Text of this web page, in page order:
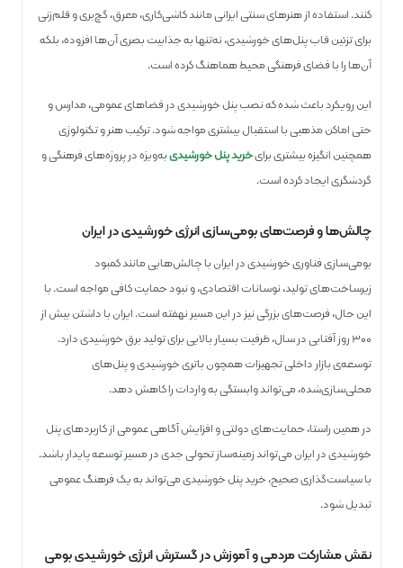
کنند. استفاده از هنرهای سنتی ایرانی مانند کاشی‌کاری، معرق، گچ‌بری و قلم‌زنی
برای تزئین قاب پنل‌های خورشیدی، نه‌تنها به جذابیت بصری آن‌ها افزوده، بلکه
آن‌ها را با فضای فرهنگی محیط هماهنگ کرده است.
این رویکرد باعث شده که نصب پنل خورشیدی در فضاهای عمومی، مدارس و
حتی اماکن مذهبی با استقبال بیشتری مواجه شود. ترکیب هنر و تکنولوژی
همچنین انگیزه بیشتری برایخرید پنل خورشیدیبه‌ویژه در پروژه‌های فرهنگی و
گردشگری ایجاد کرده است.
چالش‌ها و فرصت‌های بومی‌سازی انرژی خورشیدی در ایران
بومی‌سازی فناوری خورشیدی در ایران با چالش‌هایی مانند کمبود
زیرساخت‌های تولید، نوسانات اقتصادی، و نبود حمایت کافی مواجه است. با
این حال، فرصت‌های بزرگی نیز در این مسیر نهفته است. ایران با داشتن بیش از
۳۰۰ روز آفتابی در سال، ظرفیت بسیار بالایی برای تولید برق خورشیدی دارد.
توسعه‌ی بازار داخلی تجهیزات همچون باتری خورشیدی و پنل‌های
محلی‌سازی‌شده، می‌تواند وابستگی به واردات را کاهش دهد.
در همین راستا، حمایت‌های دولتی و افزایش آگاهی عمومی از کاربرد‌های پنل
خورشیدی در ایران می‌تواند زمینه‌ساز تحولی جدی در مسیر توسعه پایدار باشد.
با سیاست‌گذاری صحیح، خرید پنل خورشیدی می‌تواند به یک فرهنگ عمومی
تبدیل شود.
نقش مشارکت مردمی و آموزش در گسترش انرژی خورشیدی بومی